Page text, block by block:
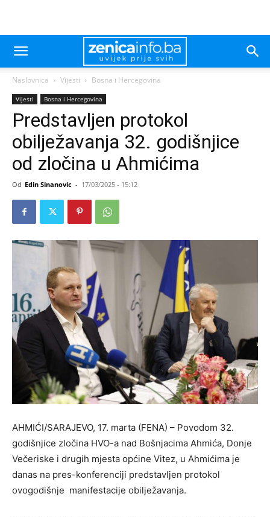
Naslovnica Vijesti Bosna i Hercegovina
Vijesti Bosna i Hercegovina
Predstavljen protokol
obilježavanja 32. godišnjice
od zločina u Ahmićima
Od Edin Sinanovic - 17/03/2025 - 15:12
AHMIĆI/SARAJEVO, 17. marta (FENA) – Povodom 32.
godišnjice zločina HVO-a nad Bošnjacima Ahmića, Donje
Večeriske i drugih mjesta općine Vitez, u Ahmićima je
danas na pres-konferenciji predstavljen protokol
ovogodišnje manifestacije obilježavanja.